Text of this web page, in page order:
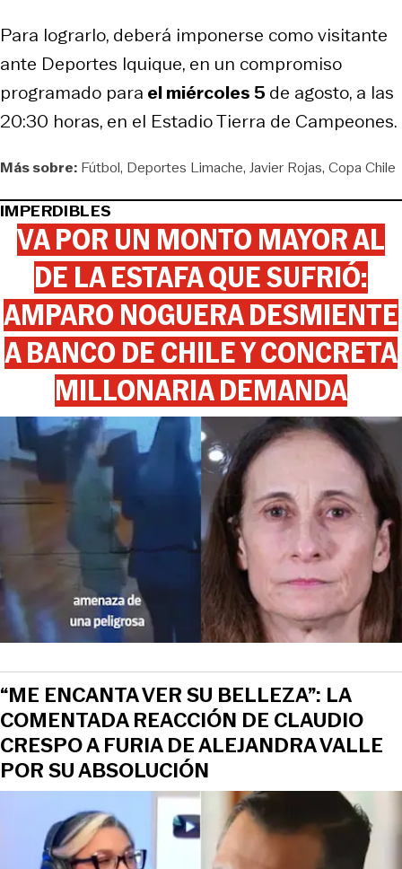
Para lograrlo, deberá imponerse como visitante
ante Deportes Iquique, en un compromiso
programado para el miércoles 5 de agosto, a las
20:30 horas, en el Estadio Tierra de Campeones.
Más sobre: Fútbol Deportes Limache Javier Rojas Copa Chile
IMPERDIBLES
VA POR UN MONTO MAYOR AL
DE LA ESTAFA QUE SUFRIÓ:
AMPARO NOGUERA DESMIENTE
A BANCO DE CHILE Y CONCRETA
MILLONARIA DEMANDA
“ME ENCANTA VER SU BELLEZA”: LA
COMENTADA REACCIÓN DE CLAUDIO
CRESPO A FURIA DE ALEJANDRA VALLE
POR SU ABSOLUCIÓN